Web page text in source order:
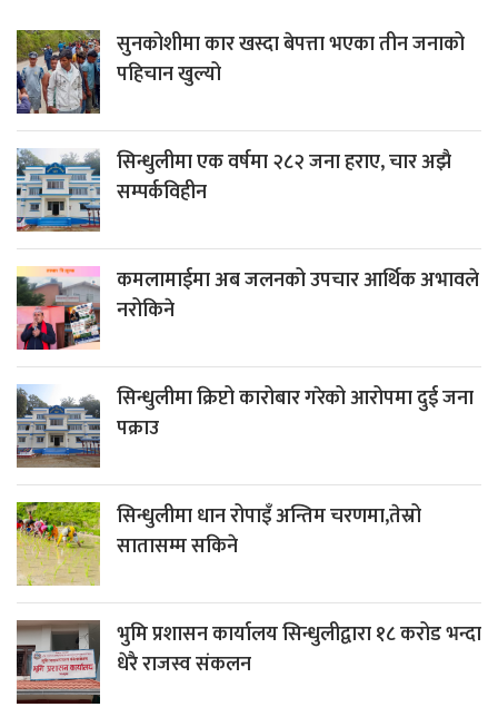
सुनकोशीमा कार खस्दा बेपत्ता भएका तीन जनाको
पहिचान खुल्यो
सिन्धुलीमा एक वर्षमा २८२ जना हराए, चार अझै
सम्पर्कविहीन
कमलामाईमा अब जलनको उपचार आर्थिक अभावले
नरोकिने
सिन्धुलीमा क्रिप्टो कारोबार गरेको आरोपमा दुई जना
पक्राउ
सिन्धुलीमा धान रोपाइँ अन्तिम चरणमा,तेस्रो
सातासम्म सकिने
भुमि प्रशासन कार्यालय सिन्धुलीद्वारा १८ करोड भन्दा
धेरै राजस्व संकलन